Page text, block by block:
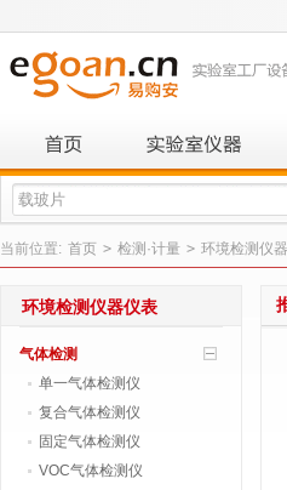
当前位置: 首页 > 检测·计量 > 环境检测仪
环境检测仪器仪表
气体检测
单一气体检测仪
复合气体检测仪
固定气体检测仪
VOC气体检测仪